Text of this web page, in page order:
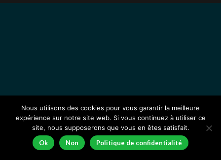
Nous utilisons des cookies pour vous garantir la meilleure
expérience sur notre site web. Si vous continuez à utiliser ce
site, nous supposerons que vous en êtes satisfait.
Ok
Non Politique de confidentialité